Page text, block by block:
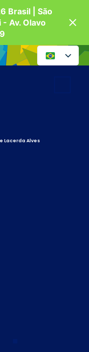
Brasil | São
Av. Olavo
Lacerda Alves